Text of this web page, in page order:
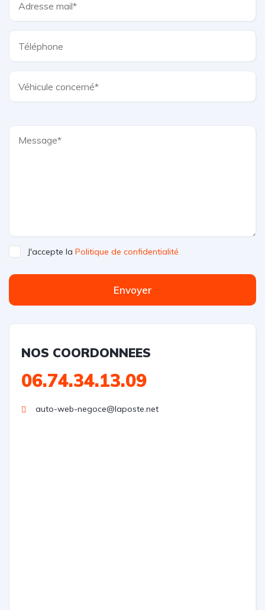
J'accepte la Politique de confidentialité
Envoyer
NOS COORDONNEES
06.74.34.13.09
auto-web-negoce@laposte.net